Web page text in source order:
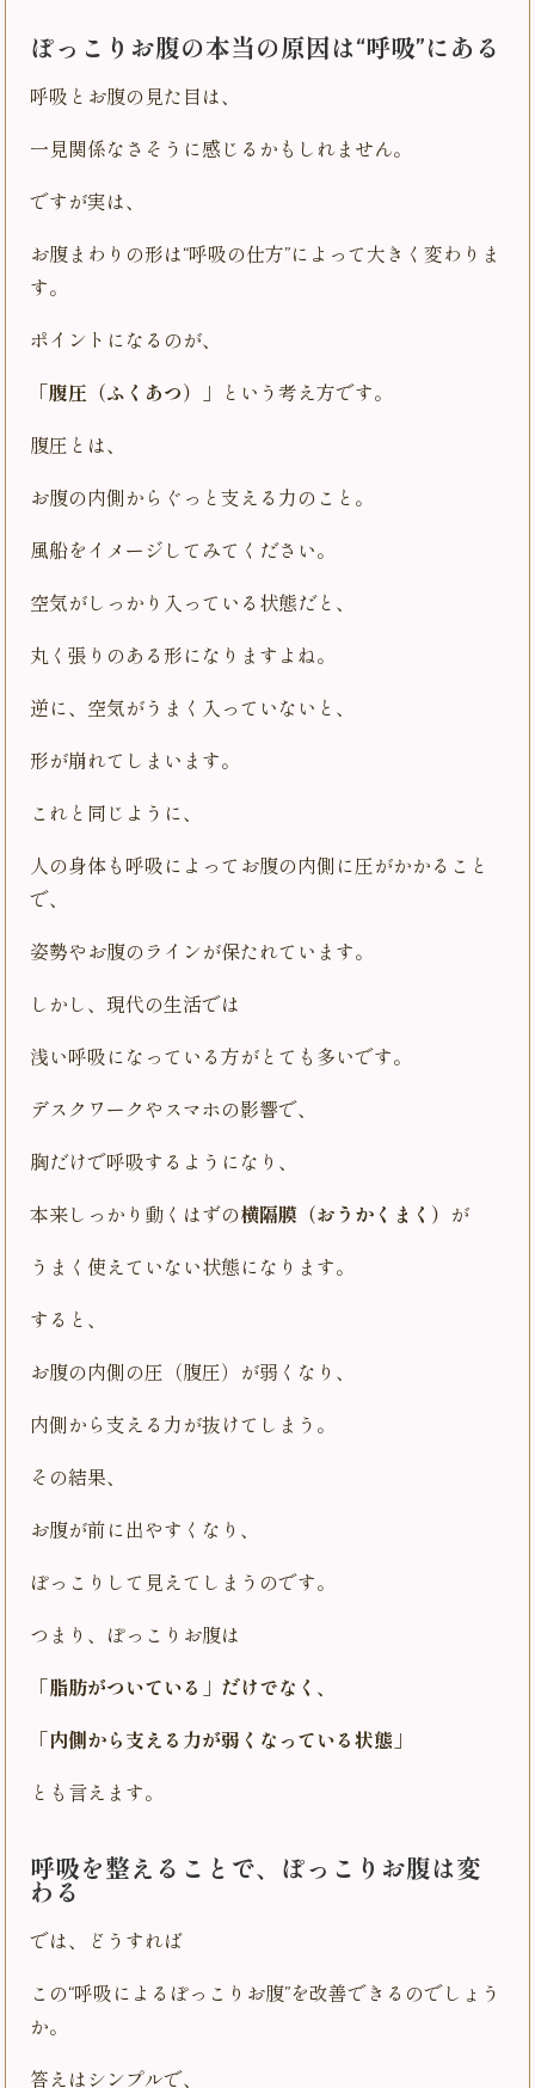
ぽっこりお腹の本当の原因は“呼吸”にある
呼吸とお腹の見た目は、
一見関係なさそうに感じるかもしれません。
ですが実は、
お腹まわりの形は“呼吸の仕方”によって大きく変わりま
す。
ポイントになるのが、
「腹圧（ふくあつ）」 という考え方です。
腹圧とは、
お腹の内側からぐっと支える力のこと。
風船をイメージしてみてください。
空気がしっかり入っている状態だと、
丸く張りのある形になりますよね。
逆に、空気がうまく入っていないと、
形が崩れてしまいます。
これと同じように、
人の身体も呼吸によってお腹の内側に圧がかかること
で、
姿勢やお腹のラインが保たれています。
しかし、現代の生活では
浅い呼吸になっている方がとても多いです。
デスクワークやスマホの影響で、
胸だけで呼吸するようになり、
本来しっかり動くはずの横隔膜（おうかくまく） が
うまく使えていない状態になります。
すると、
お腹の内側の圧（腹圧）が弱くなり、
内側から支える力が抜けてしまう。
その結果、
お腹が前に出やすくなり、
ぽっこりして見えてしまうのです。
つまり、ぽっこりお腹は
「脂肪がついている」だけでなく、
「内側から支える力が弱くなっている状態」
とも言えます。
呼吸を整えることで、ぽっこりお腹は変
わる
では、どうすれば
この“呼吸によるぽっこりお腹”を改善できるのでしょう
か。
答えはシンプルで、